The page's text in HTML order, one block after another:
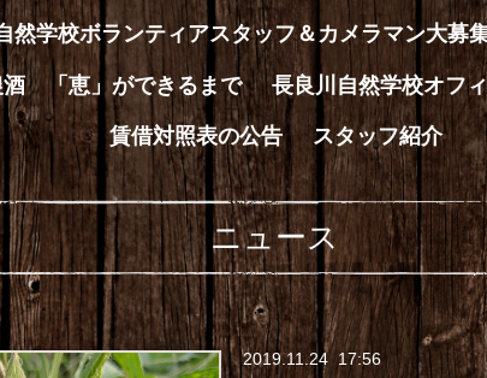
学校ボランティアスタッフ＆カメラマン大募集
酒 「恵」ができるまで 長良川自然学校オフ
賃借対照表の公告 スタッフ紹介
ニュース
2019.11.24 17:56